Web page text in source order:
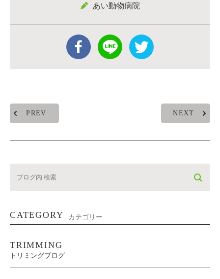
あい動物病院
PREV NEXT
CATEGORY カテゴリー
TRIMMING
トリミングブログ